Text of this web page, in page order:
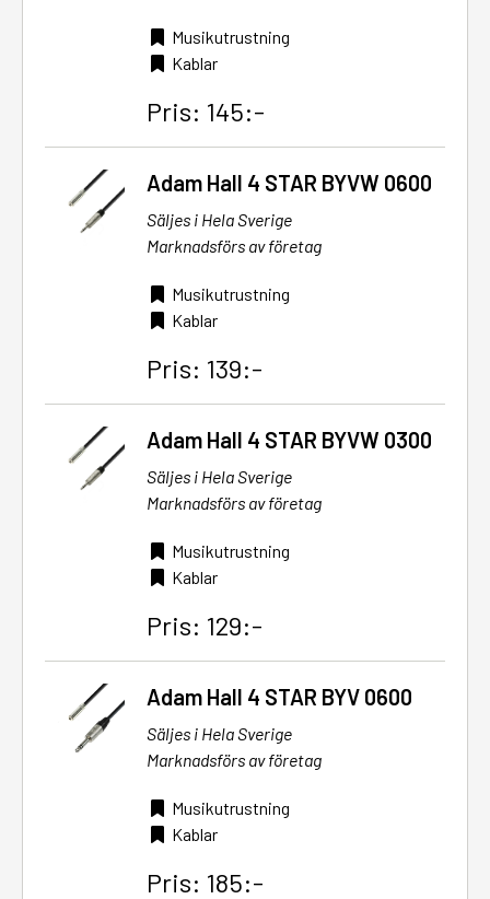
Musikutrustning
Kablar
Pris: 145:-
Adam Hall 4 STAR BYVW 0600
Säljes i Hela Sverige
Marknadsförs av företag
Musikutrustning
Kablar
Pris: 139:-
Adam Hall 4 STAR BYVW 0300
Säljes i Hela Sverige
Marknadsförs av företag
Musikutrustning
Kablar
Pris: 129:-
Adam Hall 4 STAR BYV 0600
Säljes i Hela Sverige
Marknadsförs av företag
Musikutrustning
Kablar
Pris: 185:-